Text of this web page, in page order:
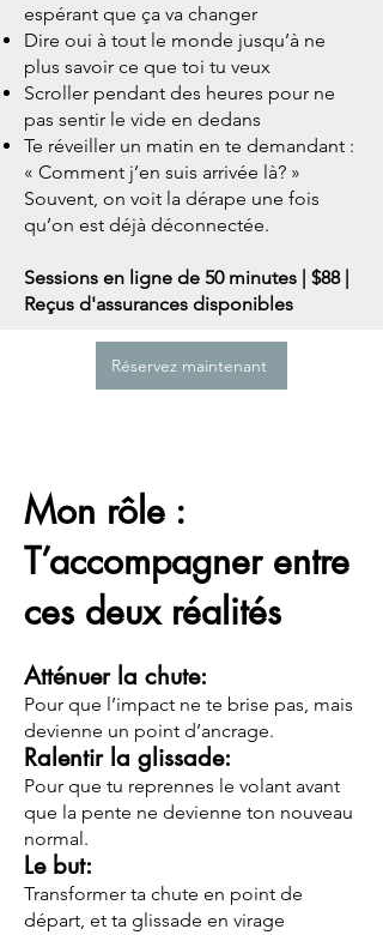
espérant que ça va changer
Dire oui à tout le monde jusqu’à ne
plus savoir ce que toi tu veux
Scroller pendant des heures pour ne
pas sentir le vide en dedans
Te réveiller un matin en te demandant :
« Comment j’en suis arrivée là? »
Souvent, on voit la dérape une fois
qu’on est déjà déconnectée.
Sessions en ligne de 50 minutes | $88 |
Reçus d'assurances disponibles
Réservez maintenant
Mon rôle :
T’accompagner entre
ces deux réalités
Atténuer la chute:
Pour que l’impact ne te brise pas, mais
devienne un point d’ancrage.
Ralentir la glissade:
Pour que tu reprennes le volant avant
que la pente ne devienne ton nouveau
normal.
Le but:
Transformer ta chute en point de
départ, et ta glissade en virage